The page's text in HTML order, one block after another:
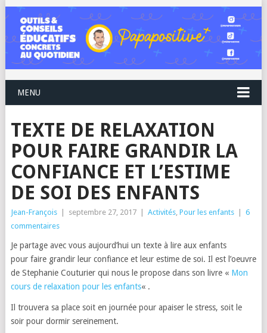
MENU
TEXTE DE RELAXATION
POUR FAIRE GRANDIR LA
CONFIANCE ET L’ESTIME
DE SOI DES ENFANTS
Jean-François septembre 27, 2017 Activités, Pour les enfants
6
commentaires
Je partage avec vous aujourd’hui un texte à lire aux enfants
pour faire grandir leur confiance et leur estime de soi. Il est l’oeuvre
de Stephanie Couturier qui nous le propose dans son livre « Mon
cours de relaxation pour les enfants« .
Il trouvera sa place soit en journée pour apaiser le stress, soit le
soir pour dormir sereinement.